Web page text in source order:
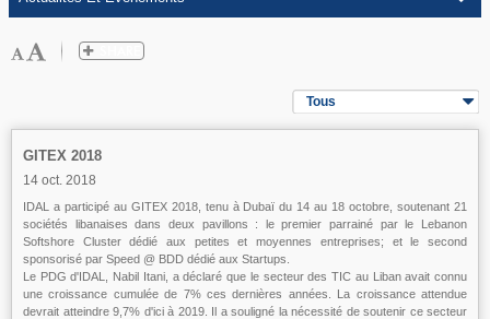
Tous
GITEX 2018
14 oct. 2018
IDAL a participé au GITEX 2018, tenu à Dubaï du 14 au 18 octobre, soutenant 21
sociétés libanaises dans deux pavillons : le premier parrainé par le Lebanon
Softshore Cluster dédié aux petites et moyennes entreprises; et le second
sponsorisé par Speed @ BDD dédié aux Startups.
Le PDG d'IDAL, Nabil Itani, a déclaré que le secteur des TIC au Liban avait connu
une croissance cumulée de 7% ces dernières années. La croissance attendue
devrait atteindre 9,7% d'ici à 2019. Il a souligné la nécessité de soutenir ce secteur